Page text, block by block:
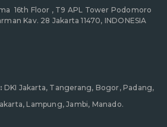
16th Floor , T9 APL Tower Podomoro
Kav. 28 Jakarta 11470, INDONESIA
DKI Jakarta, Tangerang, Bogor, Padang,
Lampung, Jambi, Manado.